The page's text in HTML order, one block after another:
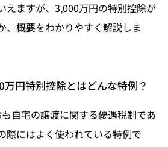
えますが、3,000万円の特別控除が
、概要をわかりやすく解説しま
円特別控除とはどんな特例？
自宅の譲渡に関する優遇税制であ
際にはよく使われている特例で